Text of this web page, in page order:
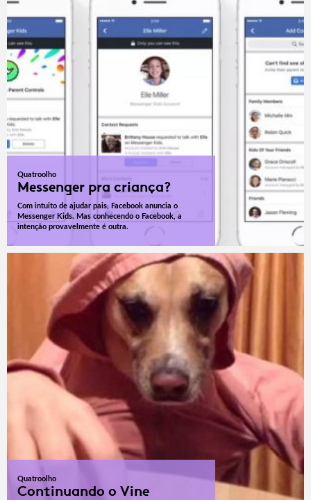
Quatroolho
Messenger pra criança?
Com intuito de ajudar pais, Facebook anuncia o
Messenger Kids. Mas conhecendo o Facebook, a
intenção provavelmente é outra.
Quatroolho
Continuando o Vine